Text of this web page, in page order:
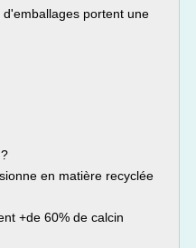
portent une
en matière recyclée
+de 60% de calcin